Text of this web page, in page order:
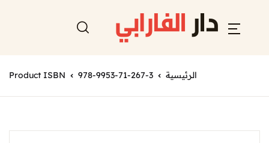
الرئيسية Product ISBN 978-9953-71-267-3